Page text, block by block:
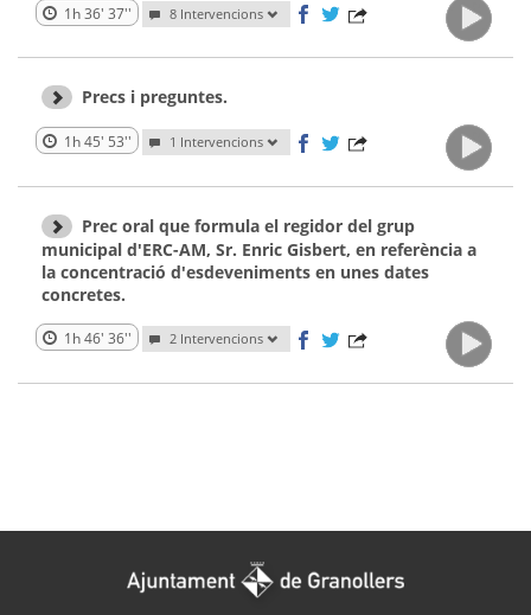
1h 36' 37'' 8 Intervencions
Precs i preguntes.
1h 45' 53'' 1 Intervencions
Prec oral que formula el regidor del grup
municipal d'ERC-AM, Sr. Enric Gisbert, en referència a
la concentració d'esdeveniments en unes dates
concretes.
1h 46' 36'' 2 Intervencions